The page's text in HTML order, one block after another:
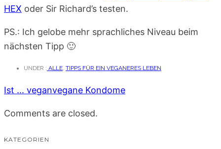
HEX oder Sir Richard’s testen.
PS.: Ich gelobe mehr sprachliches Niveau beim
nächsten Tipp 🙂
UNDER : ALLE TIPPS FÜR EIN VEGANERES LEBEN
Ist ... veganvegane Kondome
Comments are closed.
KATEGORIEN